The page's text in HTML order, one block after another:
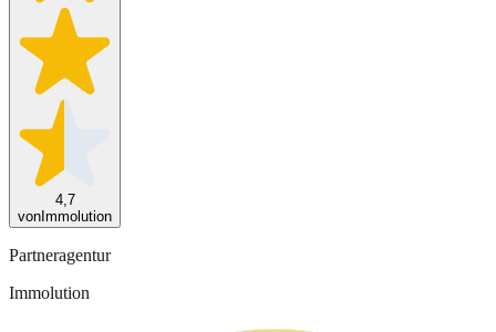
4,7
vonImmolution
Partneragentur
Immolution